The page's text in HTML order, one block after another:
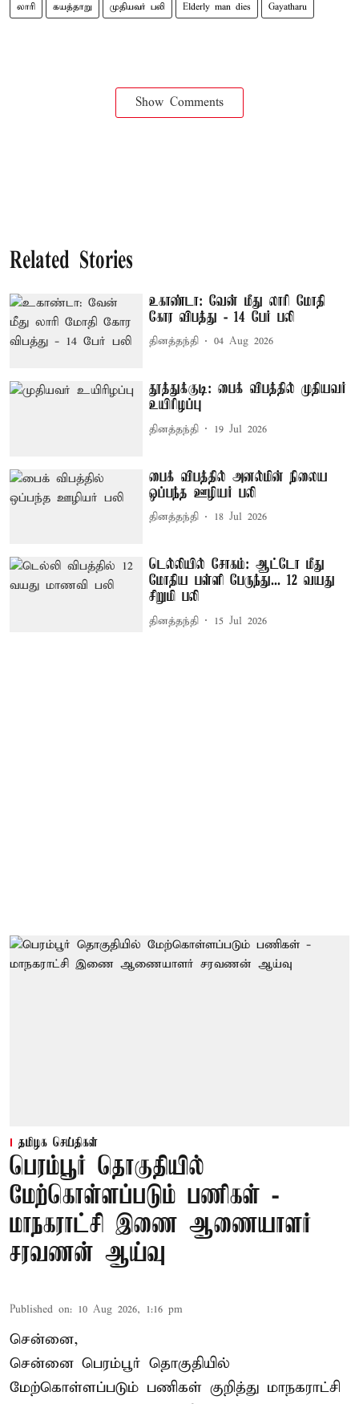
லாரி கயத்தாறு முதியவர் பலி Elderly man dies Gayatharu
Show Comments
Related Stories
உகாண்டா: வேன் மீது லாரி மோதி
கோர விபத்து - 14 பேர் பலி
தினத்தந்தி 04 Aug 2026
தூத்துக்குடி: பைக் விபத்தில் முதியவர்
உயிரிழப்பு
தினத்தந்தி 19 Jul 2026
பைக் விபத்தில் அனல்மின் நிலைய
ஒப்பந்த ஊழியர் பலி
தினத்தந்தி 18 Jul 2026
டெல்லியில் சோகம்: ஆட்டோ மீது
மோதிய பள்ளி பேருந்து... 12 வயது
சிறுமி பலி
தினத்தந்தி 15 Jul 2026
தமிழக செய்திகள்
பெரம்பூர் தொகுதியில்
மேற்கொள்ளப்படும் பணிகள் -
மாநகராட்சி இணை ஆணையாளர்
சரவணன் ஆய்வு
Published on: 10 Aug 2026, 1:16 pm
சென்னை,
சென்னை பெரம்பூர் தொகுதியில்
மேற்கொள்ளப்படும் பணிகள் குறித்து மாநகராட்சி